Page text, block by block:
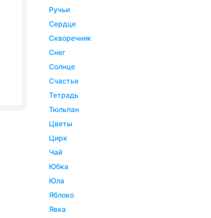
ручьи
сердце
скворечник
снег
солнце
счастье
тетрадь
тюльпан
цветы
цирк
чай
юбка
юла
яблоко
явка